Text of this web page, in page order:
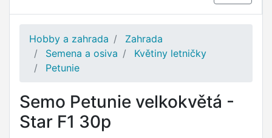
Hobby a zahrada
Zahrada
Semena a osiva
Květiny letničky
Petunie
Semo Petunie velkokvětá -
Star F1 30p